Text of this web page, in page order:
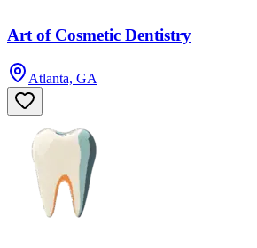
Art of Cosmetic Dentistry
Atlanta, GA